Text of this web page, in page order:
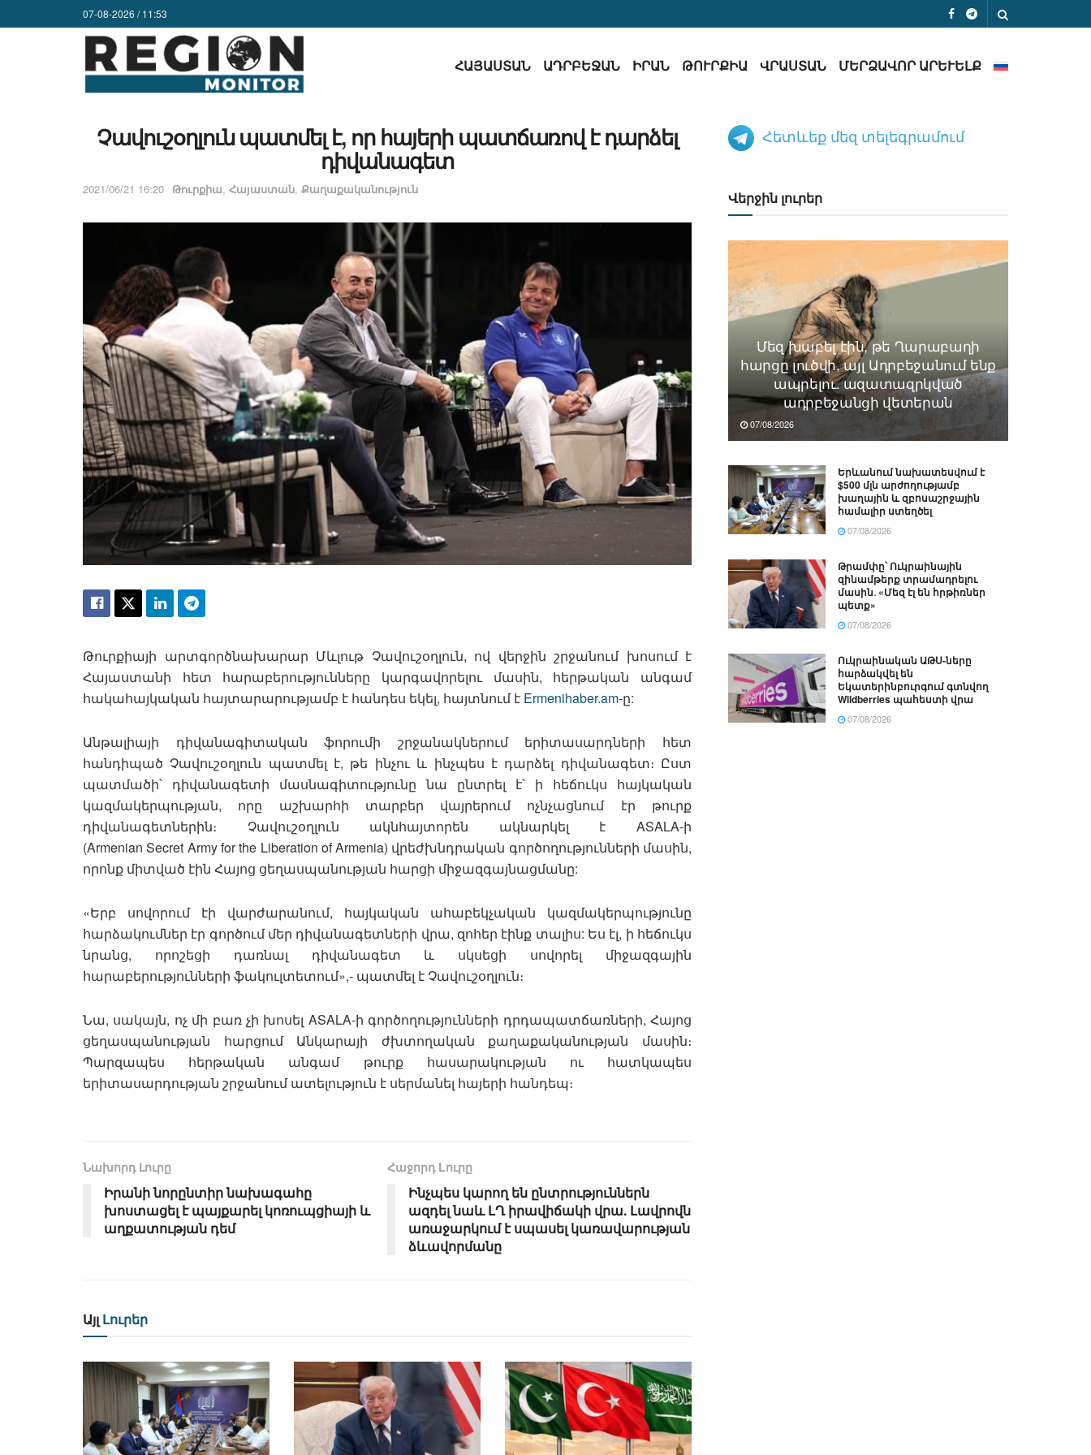
07-08-2026 / 11:53
ՀԱՅԱՍՏԱՆ ԱԴՐԲԵՋԱՆ ԻՐԱՆ ԹՈՒՐՔԻԱ ՎՐԱՍՏԱՆ ՄԵՐՁԱՎՈՐ ԱՐԵՒԵԼՔ
Չավուշօղլուն պատմել է, որ հայերի պատճառով է դարձել
դիվանագետ
2021/06/21 16:20 Թուրքիա, Հայաստան, Քաղաքականություն
Թուրքիայի արտգործնախարար Մևլութ Չավուշօղլուն, ով վերջին շրջանում խոսում է
Հայաստանի հետ հարաբերությունները կարգավորելու մասին, հերթական անգամ
հակահայկական հայտարարությամբ է հանդես եկել, հայտնում է Ermenihaber.am-ը:
Անթալիայի դիվանագիտական ֆորումի շրջանակներում երիտասարդների հետ
հանդիպած Չավուշօղլուն պատմել է, թե ինչու և ինչպես է դարձել դիվանագետ։ Ըստ
պատմածի՝ դիվանագետի մասնագիտությունը նա ընտրել է՝ ի հեճուկս հայկական
կազմակերպության, որը աշխարհի տարբեր վայրերում ոչնչացնում էր թուրք
դիվանագետներին։ Չավուշօղլուն ակնհայտորեն ակնարկել է ASALA-ի
(Armenian Secret Army for the Liberation of Armenia) վրեժխնդրական գործողությունների մասին,
որոնք միտված էին Հայոց ցեղասպանության հարցի միջազգայնացմանը:
«Երբ սովորում էի վարժարանում, հայկական ահաբեկչական կազմակերպությունը
հարձակումներ էր գործում մեր դիվանագետների վրա, զոհեր էինք տալիս: Ես էլ, ի հեճուկս
նրանց, որոշեցի դառնալ դիվանագետ և սկսեցի սովորել միջազգային
հարաբերությունների ֆակուլտետում»,- պատմել է Չավուշօղլուն։
Նա, սակայն, ոչ մի բառ չի խոսել ASALA-ի գործողությունների դրդապատճառների, Հայոց
ցեղասպանության հարցում Անկարայի ժխտողական քաղաքականության մասին։
Պարզապես հերթական անգամ թուրք հասարակության ու հատկապես
երիտասարդության շրջանում ատելություն է սերմանել հայերի հանդեպ։
Նախորդ Լուրը
Իրանի նորընտիր նախագահը
խոստացել է պայքարել կոռուպցիայի և
աղքատության դեմ
Հաջորդ Lուրը
Ինչպես կարող են ընտրություններն
ազդել նաև ԼՂ իրավիճակի վրա. Լավրովն
առաջարկում է սպասել կառավարության
ձևավորմանը
Այլ Լուրեր
Հետևեք մեզ տելեգրամում
Վերջին լուրեր
Մեզ խաբել էին, թե Ղարաբաղի
հարցը լուծվի, այլ Ադրբեջանում ենք
ապրելու. ազատազրկված
ադրբեջանցի վետերան
07/08/2026
Երևանում նախատեսվում է
$500 մլն արժողությամբ
խաղային և զբոսաշրջային
համալիր ստեղծել
07/08/2026
Թրամփը՝ Ուկրաինային
զինամթերք տրամադրելու
մասին․ «Մեզ էլ են հրթիռներ
պետք»
07/08/2026
Ուկրաինական ԱԹՍ-ները
հարձակվել են
Եկատերինբուրգում գտնվող
Wildberries պահեստի վրա
07/08/2026